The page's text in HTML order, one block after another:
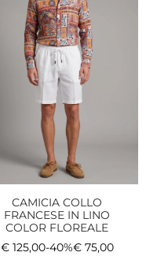
CAMICIA COLLO
FRANCESE IN LINO
COLOR FLOREALE
€125,00-40%€75,00